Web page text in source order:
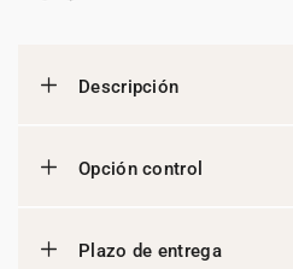
Descripción
Opción control
Plazo de entrega